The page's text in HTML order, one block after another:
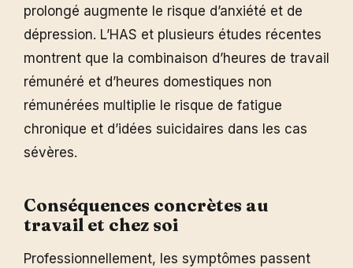
prolongé augmente le risque d’anxiété et de
dépression. L’HAS et plusieurs études récentes
montrent que la combinaison d’heures de travail
rémunéré et d’heures domestiques non
rémunérées multiplie le risque de fatigue
chronique et d’idées suicidaires dans les cas
sévères.
Conséquences concrètes au
travail et chez soi
Professionnellement, les symptômes passent